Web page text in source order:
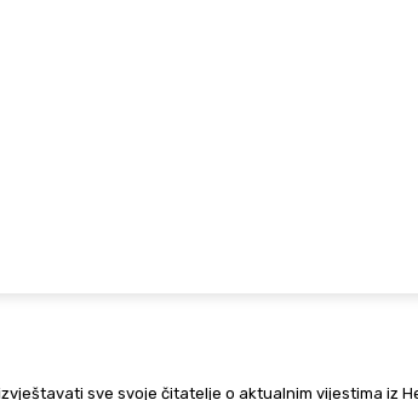
sve svoje čitatelje o aktualnim vijestima iz